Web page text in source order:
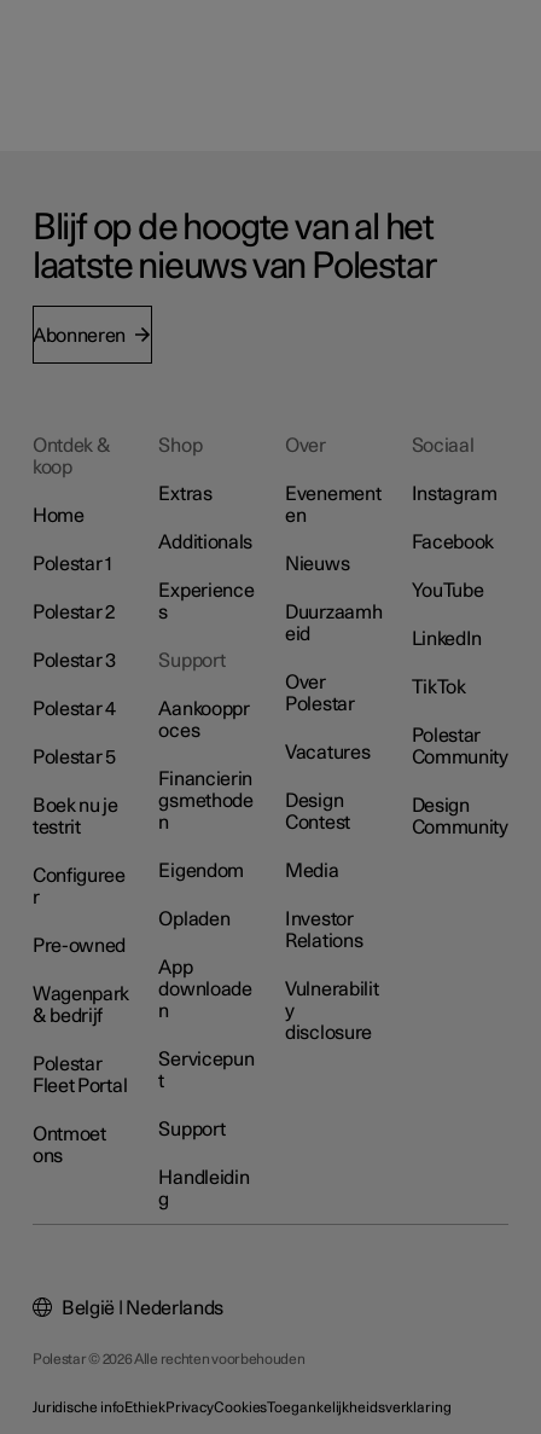
Blijf op de hoogte van al het
laatste nieuws van Polestar
Abonneren
Ontdek &
koop
Home
Polestar 1
Polestar 2
Polestar 3
Polestar 4
Polestar 5
Boek nu je
testrit
Configuree
r
Pre-owned
Wagenpark
& bedrijf
Polestar
Fleet Portal
Ontmoet
ons
Shop
Extras
Additionals
Experience
s
Support
Aankooppr
oces
Financierin
gsmethode
n
Eigendom
Opladen
App
downloade
n
Servicepun
t
Support
Handleidin
g
Over
Evenement
en
Nieuws
Duurzaamh
eid
Over
Polestar
Vacatures
Design
Contest
Media
Investor
Relations
Vulnerabilit
y
disclosure
Sociaal
Instagram
Facebook
YouTube
LinkedIn
TikTok
Polestar
Community
Design
Community
Polestar © 2026 Alle rechten voorbehouden
Juridische infoEthiekPrivacyCookiesToegankelijkheidsverklaring
België | Nederlands